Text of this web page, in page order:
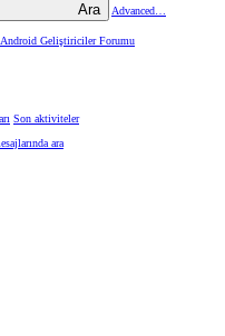
Ara Advanced…
Son aktiviteler
ara